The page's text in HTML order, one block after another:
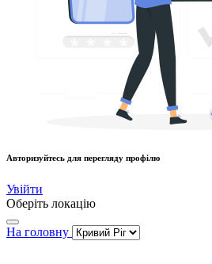
Авторизуйтесь для перегляду профілю
Увійти
Оберіть локацію
На головну